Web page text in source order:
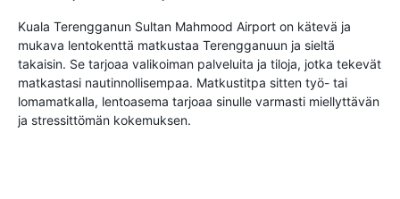
Kuala Terengganun Sultan Mahmood Airport on kätevä ja
mukava lentokenttä matkustaa Terengganuun ja sieltä
takaisin. Se tarjoaa valikoiman palveluita ja tiloja, jotka tekevät
matkastasi nautinnollisempaa. Matkustitpa sitten työ- tai
lomamatkalla, lentoasema tarjoaa sinulle varmasti miellyttävän
ja stressittömän kokemuksen.